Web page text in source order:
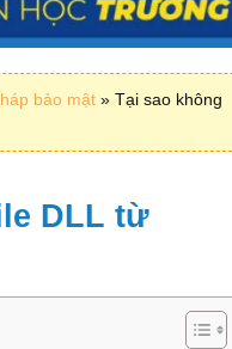
bảo mật » Tại sao không
DLL từ